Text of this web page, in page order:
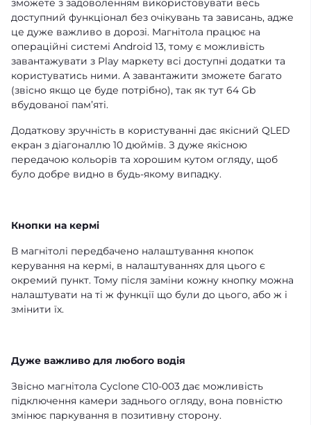
зможете з задоволенням використовувати весь
доступний функціонал без очікувань та зависань, адже
це дуже важливо в дорозі. Магнітола працює на
операційні системі Android 13, тому є можливість
завантажувати з Play маркету всі доступні додатки та
користуватись ними. А завантажити зможете багато
(звісно якщо це буде потрібно), так як тут 64 Gb
вбудованої памʼяті.
Додаткову зручність в користуванні дає якісний QLED
екран з діагоналлю 10 дюймів. З дуже якісною
передачою кольорів та хорошим кутом огляду, щоб
було добре видно в будь-якому випадку.
Кнопки на кермі
В магнітолі передбачено налаштування кнопок
керування на кермі, в налаштуваннях для цього є
окремий пункт. Тому після заміни кожну кнопку можна
налаштувати на ті ж функції що були до цього, або ж і
змінити їх.
Дуже важливо для любого водія
Звісно магнітола Cyclone C10-003 дає можливість
підключення камери заднього огляду, вона повністю
змінює паркування в позитивну сторону.